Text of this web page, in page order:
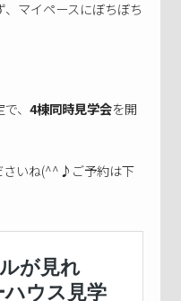
マイペースにぼちぼち
で、4棟同時見学会を開
さいね(^^♪ご予約は下